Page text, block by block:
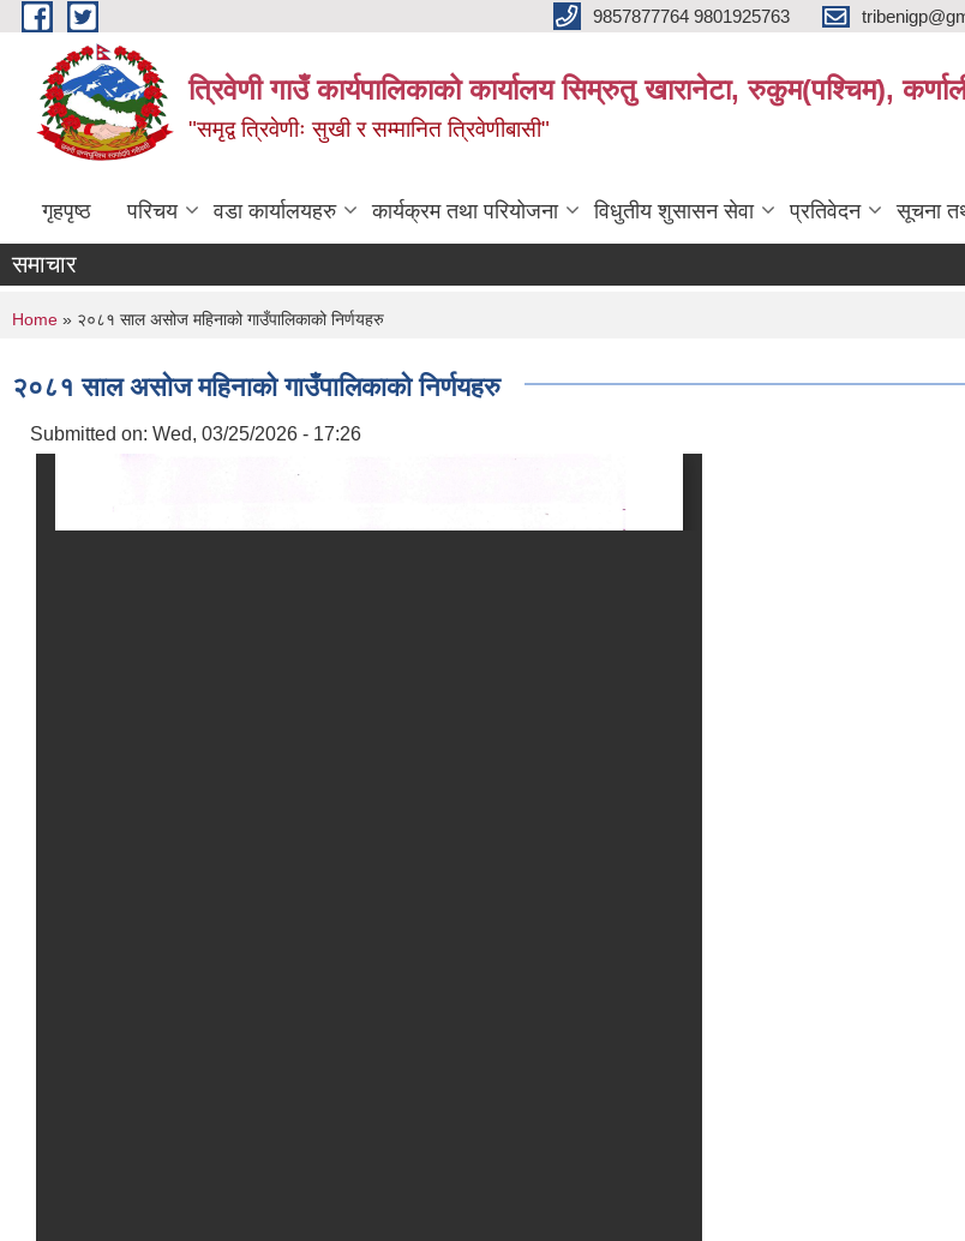
Skip to main content 9857877764 9801925763
त्रिवेणी गाउँ कार्यपालिकाको कार्यालय सिम्रुतु खारानेटा, रुकुम(पश्‍चिम),
"समृद्व त्रिवेणीः सुखी र सम्मानित त्रिवेणीबासी"
गृहपृष्ठ परिचय वडा कार्यालयहरु कार्यक्रम तथा परियोजना विधुतीय शुसासन सेवा प्रतिवेदन सूचना
समाचार
You are here
Home » २०८१ साल असोज महिनाको गाउँपालिकाको निर्णयहरु
२०८१ साल असोज महिनाको गाउँपालिकाको निर्णयहरु
Submitted on: Wed, 03/25/2026 - 17:26